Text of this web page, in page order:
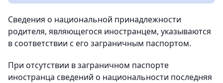
Сведения о национальной принадлежности
родителя, являющегося иностранцем, указываются
в соответствии с его заграничным паспортом.
При отсутствии в заграничном паспорте
иностранца сведений о национальности последняя